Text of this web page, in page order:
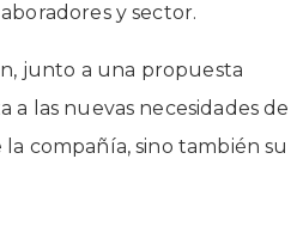
y sector.
junto a una propuesta
las nuevas necesidades de
compañía, sino también su